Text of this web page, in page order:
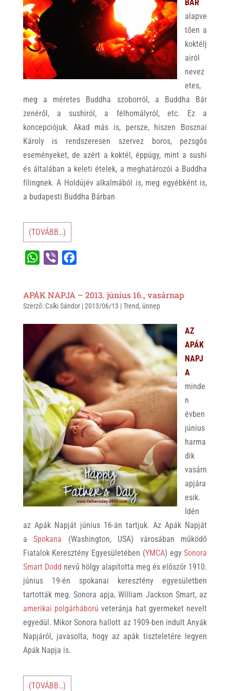
BÁR
alapve
tően a
koktélj
airól
nevez
etes,
meg a méretes Buddha szoborról, a Buddha Bár
zenéről, a sushiról, a félhomályról, etc. Ez a
koncepciójuk. Akad más is, persze, hiszen Bosznai
Károly is rendszeresen szervez boros, pezsgős
eseményeket, de azért a koktél, éppúgy, mint a sushi
és általában a keleti ételek, a meghatározói a Buddha
fílingnek. A Holdújév alkalmából is, meg egyébként is,
a budapesti Buddha Bárban
(TOVÁBB…)
t
p
p
e
o
k
APÁK NAPJA – 2013. június 16., vasárnap
Szerző: Csíki Sándor|2013/06/13 |Trend, ünnep
AZ
APÁK
NAPJ
A
minde
n
évben
június
harma
dik
vasárn
apjára
esik.
Idén
az Apák Napját június 16-án tartjuk. Az Apák Napját
aSpokana (Washington, USA) városában működő
Fiatalok Keresztény Egyesületében (YMCA) egySonora
Smart Dodd nevű hölgy alapította meg és először 1910.
június 19-én spokanai keresztény egyesületben
tartották meg. Sonora apja, William Jackson Smart, az
amerikai polgárháború veteránja hat gyermeket nevelt
egyedül. Mikor Sonora hallott az 1909-ben indult Anyák
Napjáról, javasolta, hogy az apák tiszteletére legyen
Apák Napja is.
(TOVÁBB…)